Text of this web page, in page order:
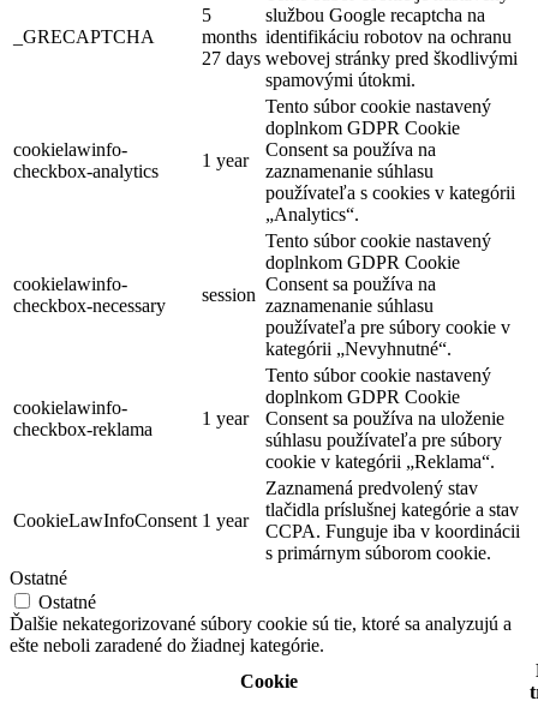
_GRECAPTCHA
5
months
27 days
službou Google recaptcha na
identifikáciu robotov na ochranu
webovej stránky pred škodlivými
spamovými útokmi.
cookielawinfo-
checkbox-analytics
1 year
Tento súbor cookie nastavený
doplnkom GDPR Cookie
Consent sa používa na
zaznamenanie súhlasu
používateľa s cookies v kategórii
„Analytics“.
cookielawinfo-
checkbox-necessary
session
Tento súbor cookie nastavený
doplnkom GDPR Cookie
Consent sa používa na
zaznamenanie súhlasu
používateľa pre súbory cookie v
kategórii „Nevyhnutné“.
cookielawinfo-
checkbox-reklama
1 year
Tento súbor cookie nastavený
doplnkom GDPR Cookie
Consent sa používa na uloženie
súhlasu používateľa pre súbory
cookie v kategórii „Reklama“.
CookieLawInfoConsent 1 year
Zaznamená predvolený stav
tlačidla príslušnej kategórie a stav
CCPA. Funguje iba v koordinácii
s primárnym súborom cookie.
Ostatné
Ostatné
Ďalšie nekategorizované súbory cookie sú tie, ktoré sa analyzujú a
ešte neboli zaradené do žiadnej kategórie.
Cookie